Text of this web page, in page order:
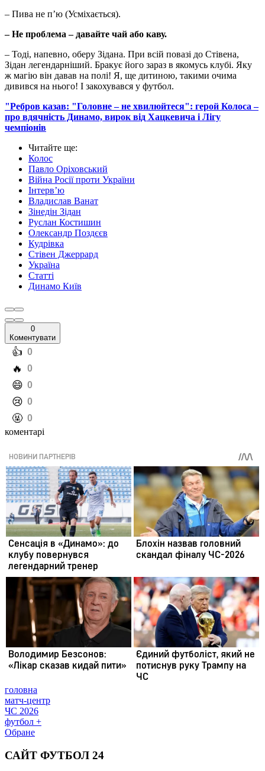
– Пива не п’ю (Усміхається).
– Не проблема – давайте чай або каву.
– Тоді, напевно, оберу Зідана. При всій повазі до Стівена,
Зідан легендарніший. Бракує його зараз в якомусь клубі. Яку
ж магію він давав на полі! Я, ще дитиною, такими очима
дивився на нього! І закохувався у футбол.
"Ребров казав: "Головне – не хвилюйтеся": герой Колоса –
про вдячність Динамо, вирок від Хацкевича і Лігу
чемпіонів
Читайте ще:
Колос
Павло Оріховський
Війна Росії проти України
Інтерв’ю
Владислав Ванат
Зінедін Зідан
Руслан Костишин
Олександр Поздєєв
Кудрівка
Стівен Джеррард
Україна
Статті
Динамо Київ
0
Коментувати
️👍 0
️🔥 0
️😄 0
️😢 0
️🤬 0
коментарі
головна
матч-центр
ЧС 2026
футбол +
Обране
САЙТ ФУТБОЛ 24